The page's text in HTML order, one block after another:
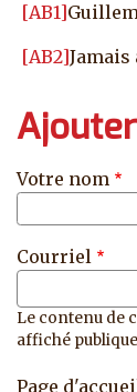
[AB1]
[AB2]Jamais
Votre nom
Courriel
Le contenu de
affiché
Page